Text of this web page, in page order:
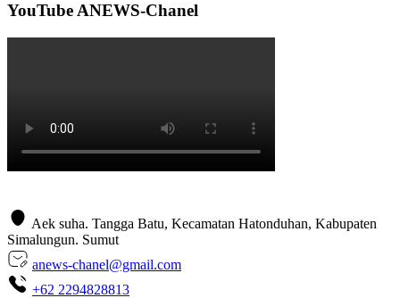
YouTube ANEWS-Chanel
Aek suha. Tangga Batu, Kecamatan Hatonduhan, Kabupaten
Simalungun. Sumut
anews-chanel@gmail.com
+62 2294828813